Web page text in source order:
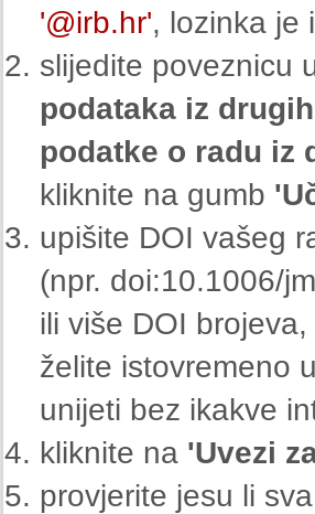
'@irb.hr', lozinka je
slijedite poveznicu
podataka iz
podatke o radu iz
kliknite na gumb
upišite DOI vašeg
(npr. doi:10.1006/
ili više DOI
želite istovremeno
unijeti bez ikakve
kliknite na 'Uvezi
provjerite jesu li